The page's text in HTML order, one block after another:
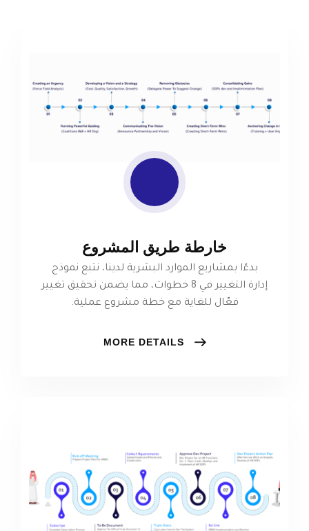
خارطة طريق المشروع
بدءًا بمشاريع الموارد البشرية لدينا، نتبع نموذج
إدارة التغيير في 8 خطوات، مما يضمن تحقيق تغيير
فعّال للغاية مع خطة مشروع عملية.
MORE DETAILS